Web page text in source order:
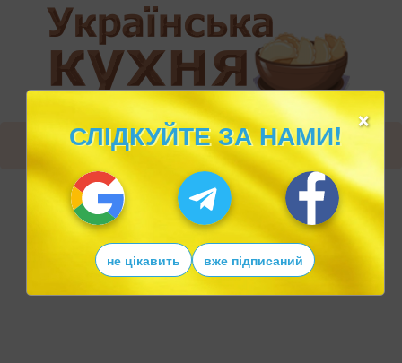
×
СЛІДКУЙТЕ ЗА НАМИ!
не цікавить вже підписаний